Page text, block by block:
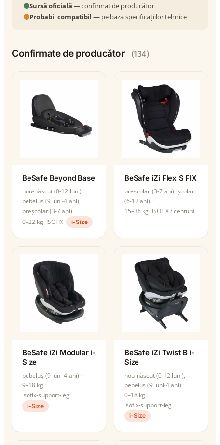
Sursă oficială — confirmat de producător
Probabil compatibil — pe baza specificațiilor tehnice
Confirmate de producător (134)
BeSafe Beyond Base
nou-născut (0-12 luni),
bebeluș (9 luni-4 ani),
preșcolar (3-7 ani)
0–22 kg ISOFIX i-Size
BeSafe iZi Flex S FIX
preșcolar (3-7 ani), școlar
(6-12 ani)
15–36 kg ISOFIX / centură
BeSafe iZi Modular i-
Size
bebeluș (9 luni-4 ani)
9–18 kg
isofix-support-leg
i-Size
BeSafe iZi Twist B i-
Size
nou-născut (0-12 luni),
bebeluș (9 luni-4 ani)
0–18 kg
isofix-support-leg
i-Size